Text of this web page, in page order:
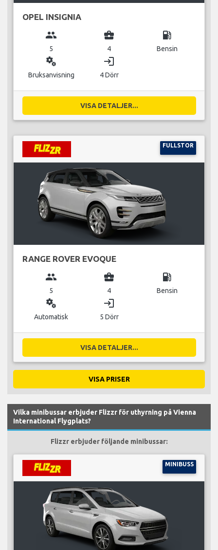
OPEL INSIGNIA
group
5
business_center
4
local_gas_station
Bensin
miscellaneous_services
Bruksanvisning
login
4 Dörr
VISA DETALJER...
FULLSTOR
RANGE ROVER EVOQUE
group
5
business_center
4
local_gas_station
Bensin
miscellaneous_services
Automatisk
login
5 Dörr
VISA DETALJER...
VISA PRISER
Vilka minibussar erbjuder Flizzr för uthyrning på Vienna
International Flygplats?
Flizzr erbjuder följande minibussar:
MINIBUSS